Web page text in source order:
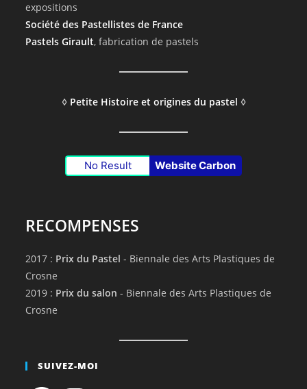
expositions
Société des Pastellistes de France
Pastels Girault, fabrication de pastels
◊ Petite Histoire et origines du pastel ◊
No Result Website Carbon
RECOMPENSES
2017 : Prix du Pastel - Biennale des Arts Plastiques de
Crosne
2019 : Prix du salon - Biennale des Arts Plastiques de
Crosne
SUIVEZ-MOI